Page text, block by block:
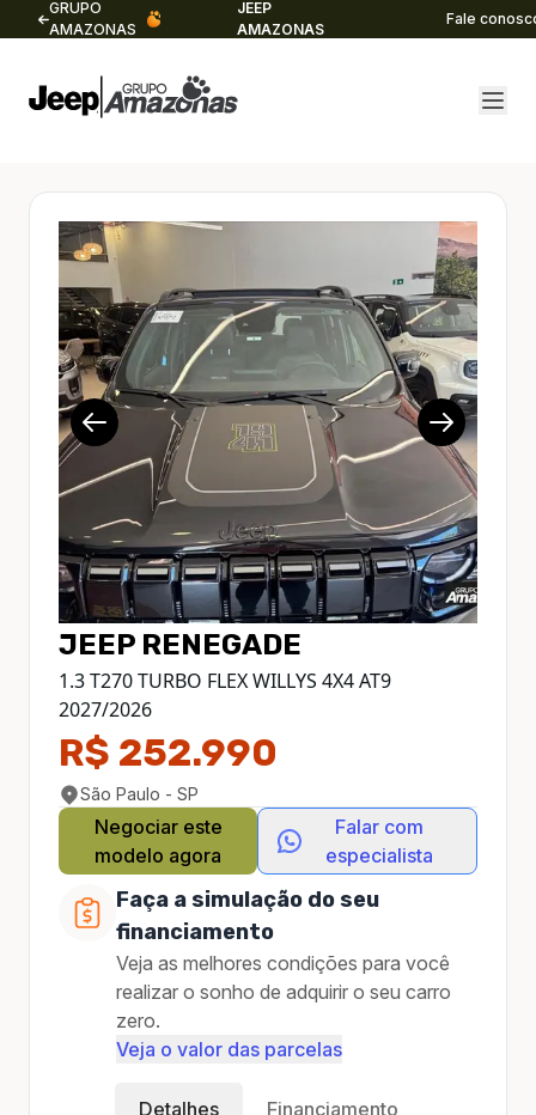
GRUPO
AMAZONAS
JEEP
AMAZONAS
Fale
1/20
JEEP RENEGADE
1.3 T270 TURBO FLEX WILLYS 4X4 AT9
2027/2026
R$ 252.990
São Paulo - SP
Negociar este
modelo agora
Falar com
especialista
Faça a simulação do seu
financiamento
Veja as melhores condições para você
realizar o sonho de adquirir o seu carro
zero.
Veja o valor das parcelas
Detalhes Financiamento